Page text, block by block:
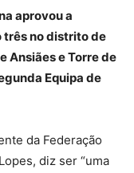
aprovou a
três no distrito de
Ansiães e Torre de
Equipa de
da Federação
diz ser “uma